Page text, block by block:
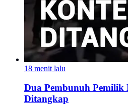
18 menit lalu
Dua Pembunuh Pemilik
Ditangkap